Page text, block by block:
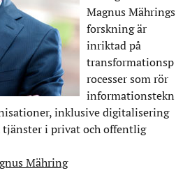
Magnus Mährings
forskning är
inriktad på
transformationsp
rocesser som rör
informationstekn
inklusive digitalisering
tjänster i privat och offentlig
Mähring